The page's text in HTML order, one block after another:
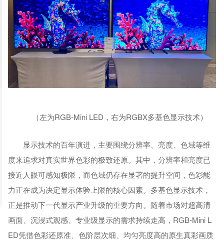
（左为RGB-Mini LED，右为RGBX多基色显示技术）
显示技术的百年演进，主要围绕分辨率、亮度、色域等维
度来追求对真实世界色彩的极致还原。其中，分辨率和亮度已
接近人眼可感知极限，而色域仍存在显著的提升空间，色彩能
力正在成为决定显示体验上限的核心因素。多基色显示技术，
正是推动下一代显示产业升级的重要方向。随着市场对超高清
画面、沉浸式观感、专业级显示的需求持续走高，RGB-Mini L
ED凭借色彩还原准、色阶层次细、均匀亮度高的原生真彩画质